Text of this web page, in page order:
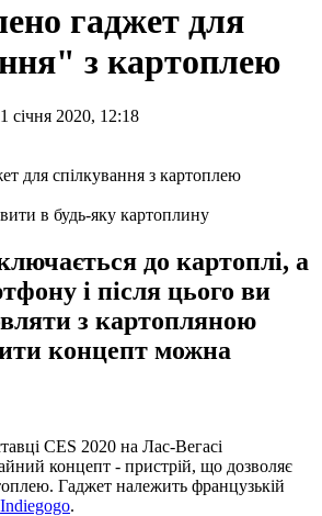
гаджет для
з картоплею
січня 2020, 12:18
в будь-яку картоплину
до картоплі, а
і після цього ви
з картопляною
концепт можна
CES 2020 на Лас-Вегасі
концепт - пристрій, що дозволяє
Гаджет належить французькій
Indiegogo.